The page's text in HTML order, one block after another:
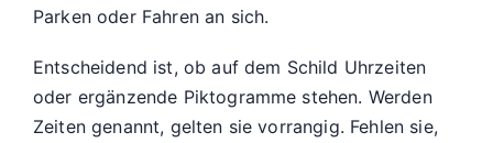
Parken oder Fahren an sich.
Entscheidend ist, ob auf dem Schild Uhrzeiten
oder ergänzende Piktogramme stehen. Werden
Zeiten genannt, gelten sie vorrangig. Fehlen sie,